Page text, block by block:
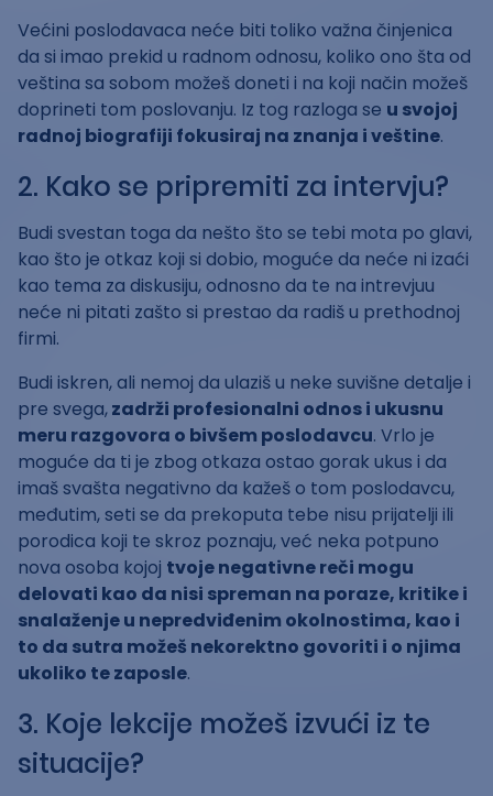
Većini poslodavaca neće biti toliko važna činjenica
da si imao prekid u radnom odnosu, koliko ono šta od
veština sa sobom možeš doneti i na koji način možeš
doprineti tom poslovanju. Iz tog razloga se u svojoj
radnoj biografiji fokusiraj na znanja i veštine.
2. Kako se pripremiti za intervju?
Budi svestan toga da nešto što se tebi mota po glavi,
kao što je otkaz koji si dobio, moguće da neće ni izaći
kao tema za diskusiju, odnosno da te na intrevjuu
neće ni pitati zašto si prestao da radiš u prethodnoj
firmi.
Budi iskren, ali nemoj da ulaziš u neke suvišne detalje i
pre svega,zadrži profesionalni odnos i ukusnu
meru razgovora o bivšem poslodavcu. Vrlo je
moguće da ti je zbog otkaza ostao gorak ukus i da
imaš svašta negativno da kažeš o tom poslodavcu,
međutim, seti se da prekoputa tebe nisu prijatelji ili
porodica koji te skroz poznaju, već neka potpuno
nova osoba kojoj tvoje negativne reči mogu
delovati kao da nisi spreman na poraze, kritike i
snalaženje u nepredviđenim okolnostima, kao i
to da sutra možeš nekorektno govoriti i o njima
ukoliko te zaposle.
3. Koje lekcije možeš izvući iz te
situacije?